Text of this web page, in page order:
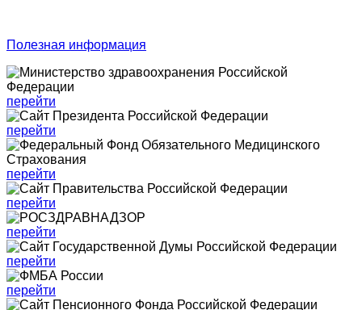
Полезная информация
перейти
перейти
перейти
перейти
перейти
перейти
перейти